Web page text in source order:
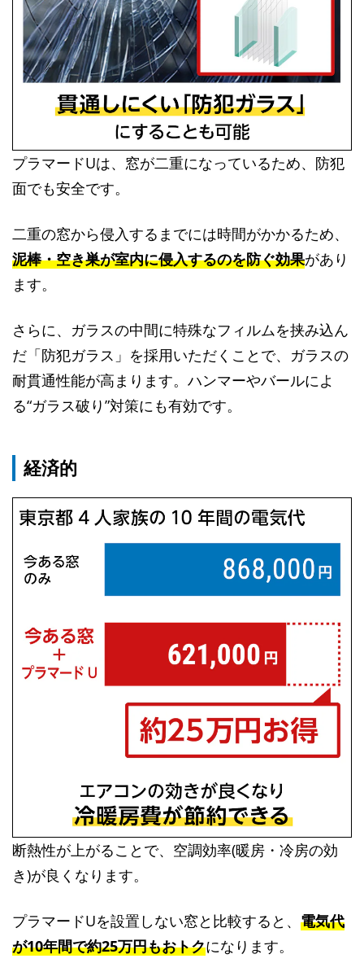
プラマードUは、窓が二重になっているため、防犯
面でも安全です。
二重の窓から侵入するまでには時間がかかるため、
泥棒・空き巣が室内に侵入するのを防ぐ効果があり
ます。
さらに、ガラスの中間に特殊なフィルムを挟み込ん
だ「防犯ガラス」を採用いただくことで、ガラスの
耐貫通性能が高まります。ハンマーやバールによ
る“ガラス破り”対策にも有効です。
経済的
断熱性が上がることで、空調効率(暖房・冷房の効
き)が良くなります。
プラマードUを設置しない窓と比較すると、 電気代
が10年間で約25万円もおトクになります。